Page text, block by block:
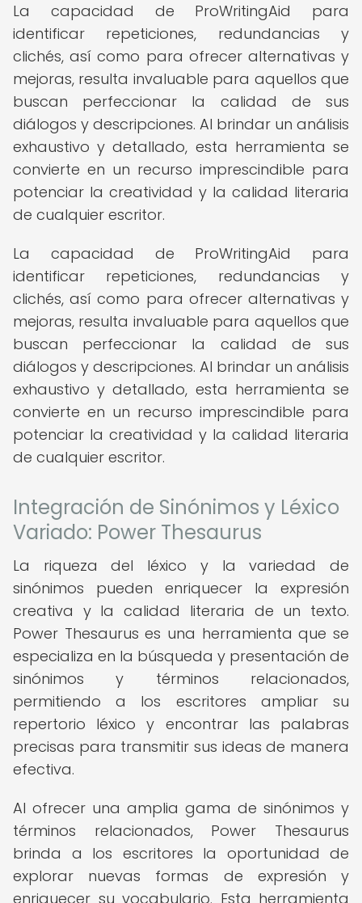
La capacidad de ProWritingAid para
identificar repeticiones, redundancias y
clichés, así como para ofrecer alternativas y
mejoras, resulta invaluable para aquellos que
buscan perfeccionar la calidad de sus
diálogos y descripciones. Al brindar un análisis
exhaustivo y detallado, esta herramienta se
convierte en un recurso imprescindible para
potenciar la creatividad y la calidad literaria
de cualquier escritor.
La capacidad de ProWritingAid para
identificar repeticiones, redundancias y
clichés, así como para ofrecer alternativas y
mejoras, resulta invaluable para aquellos que
buscan perfeccionar la calidad de sus
diálogos y descripciones. Al brindar un análisis
exhaustivo y detallado, esta herramienta se
convierte en un recurso imprescindible para
potenciar la creatividad y la calidad literaria
de cualquier escritor.
Integración de Sinónimos y Léxico
Variado: Power Thesaurus
La riqueza del léxico y la variedad de
sinónimos pueden enriquecer la expresión
creativa y la calidad literaria de un texto.
Power Thesaurus es una herramienta que se
especializa en la búsqueda y presentación de
sinónimos y términos relacionados,
permitiendo a los escritores ampliar su
repertorio léxico y encontrar las palabras
precisas para transmitir sus ideas de manera
efectiva.
Al ofrecer una amplia gama de sinónimos y
términos relacionados, Power Thesaurus
brinda a los escritores la oportunidad de
explorar nuevas formas de expresión y
enriquecer su vocabulario. Esta herramienta